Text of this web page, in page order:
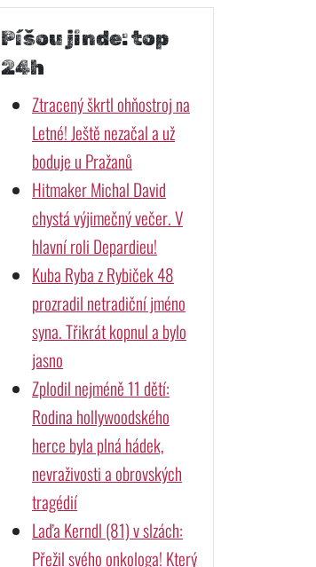
Píšou jinde: top
24h
Ztracený škrtl ohňostroj na
Letné! Ještě nezačal a už
boduje u Pražanů
Hitmaker Michal David
chystá výjimečný večer. V
hlavní roli Depardieu!
Kuba Ryba z Rybiček 48
prozradil netradiční jméno
syna. Třikrát kopnul a bylo
jasno
Zplodil nejméně 11 dětí:
Rodina hollywoodského
herce byla plná hádek,
nevraživosti a obrovských
tragédií
Laďa Kerndl (81) v slzách:
Přežil svého onkologa! Který